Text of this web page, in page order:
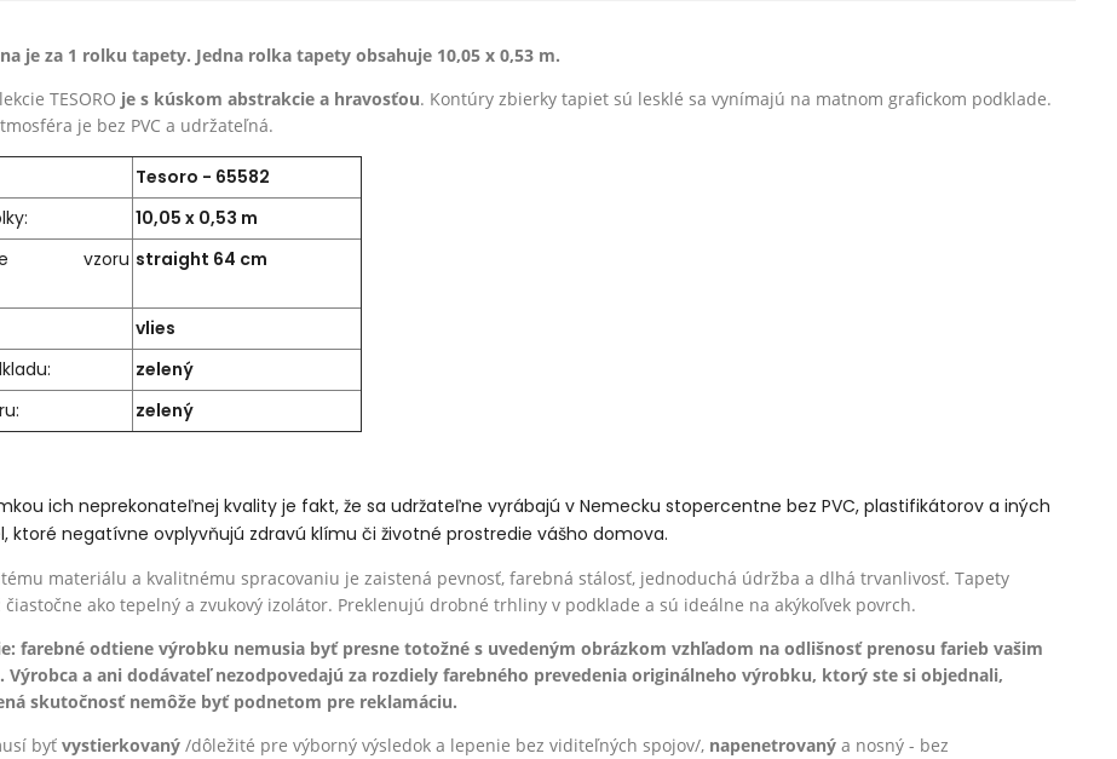
je za 1 rolku tapety. Jedna rolka tapety obsahuje 10,05 x 0,53 m.
TESORO je s kúskom abstrakcie a hravosťou. Kontúry zbierky tapiet sú lesklé sa vynímajú na matnom grafickom podklade.
je bez PVC a udržateľná.
Tesoro - 65582
10,05 x 0,53 m
vzoru straight 64 cm
vlies
zelený
zelený
ich neprekonateľnej kvality je fakt, že sa udržateľne vyrábajú v Nemecku stopercentne bez PVC, plastifikátorov a iných
ktoré negatívne ovplyvňujú zdravú klímu či životné prostredie vášho domova.
materiálu a kvalitnému spracovaniu je zaistená pevnosť, farebná stálosť, jednoduchá údržba a dlhá trvanlivosť. Tapety
čiastočne ako tepelný a zvukový izolátor. Preklenujú drobné trhliny v podklade a sú ideálne na akýkoľvek povrch.
farebné odtiene výrobku nemusia byť presne totožné s uvedeným obrázkom vzhľadom na odlišnosť prenosu farieb vašim
a ani dodávateľ nezodpovedajú za rozdiely farebného prevedenia originálneho výrobku, ktorý ste si objednali,
skutočnosť nemôže byť podnetom pre reklamáciu.
byť vystierkovaný/dôležité pre výborný výsledok a lepenie bez viditeľných spojov/,napenetrovanýa nosný - bez